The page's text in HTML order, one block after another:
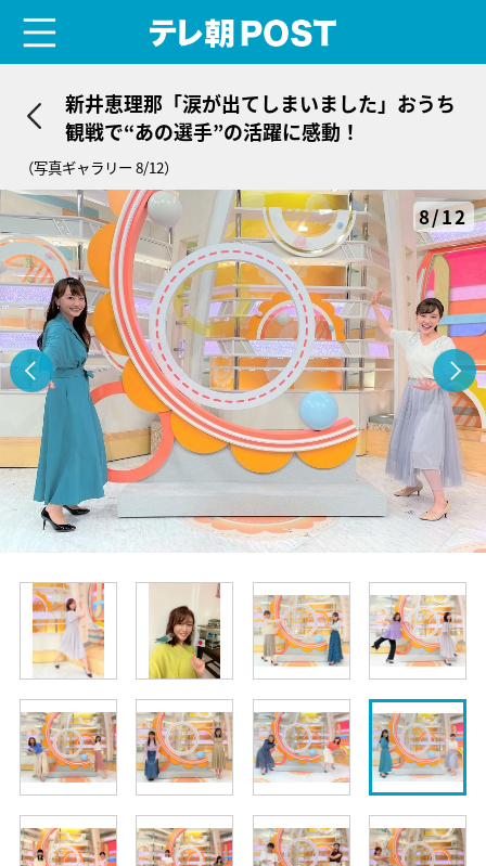
新井恵理那「涙が出てしまいました」おうち
観戦で“あの選手”の活躍に感動！
（写真ギャラリー 8/12）
8/12